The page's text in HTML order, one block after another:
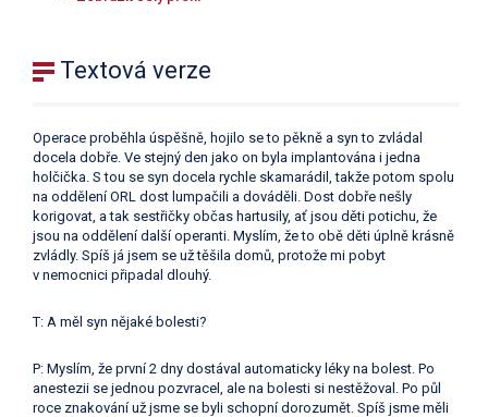
Textová verze
Operace proběhla úspěšně, hojilo se to pěkně a syn to zvládal
docela dobře. Ve stejný den jako on byla implantována i jedna
holčička. S tou se syn docela rychle skamarádil, takže potom spolu
na oddělení ORL dost lumpačili a dováděli. Dost dobře nešly
korigovat, a tak sestřičky občas hartusily, ať jsou děti potichu, že
jsou na oddělení další operanti. Myslím, že to obě děti úplně krásně
zvládly. Spíš já jsem se už těšila domů, protože mi pobyt
v nemocnici připadal dlouhý.
T: A měl syn nějaké bolesti?
P: Myslím, že první 2 dny dostával automaticky léky na bolest. Po
anestezii se jednou pozvracel, ale na bolesti si nestěžoval. Po půl
roce znakování už jsme se byli schopní dorozumět. Spíš jsme měli